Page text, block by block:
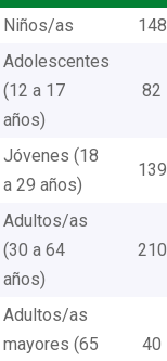
Niños/as 148
Adolescentes
(12 a 17
años)
82
Jóvenes (18
a 29 años)
139
Adultos/as
(30 a 64
años)
210
Adultos/as
mayores (65
40